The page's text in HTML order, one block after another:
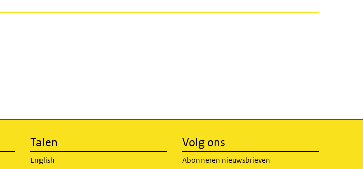
Talen
English
Volg ons
Abonneren nieuwsbrieven